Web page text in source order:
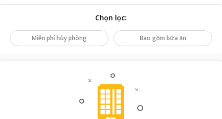
Chọn lọc:
Miễn phí hủy phòng Bao gồm bữa ăn